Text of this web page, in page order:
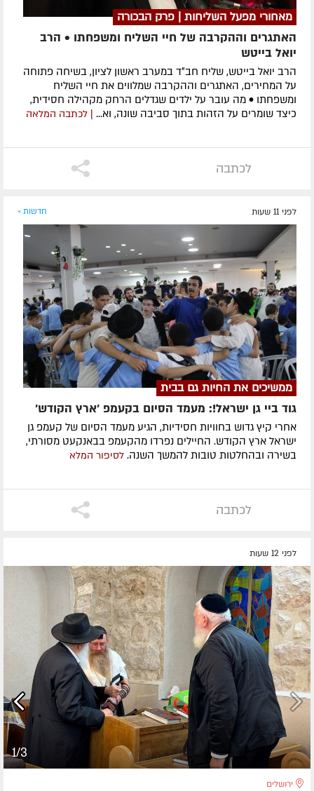
מאחורי מפעל השליחות | פרק הבכורה
האתגרים וההקרבה של חיי השליח ומשפחתו • הרב
יואל בייטש
הרב יואל בייטש, שליח חב״ד במערב ראשון לציון, בשיחה פתוחה
על המחירים, האתגרים וההקרבה שמלווים את חיי השליח
ומשפחתו • מה עובר על ילדים שגדלים הרחק מקהילה חסידית,
כיצד שומרים על הזהות בתוך סביבה שונה, וא...
| לכתבה המלאה
לכתבה
לפני 11 שעות חדשות »
ממשיכים את החיות גם בבית
גוד ביי גן ישראל!: מעמד הסיום בקעמפ 'ארץ הקודש'
אחרי קיץ גדוש בחוויות חסידיות, הגיע מעמד הסיום של קעמפ גן
ישראל ארץ הקודש. החיילים נפרדו מהקעמפ בבאנקעט מסורתי,
בשירה ובהחלטות טובות להמשך השנה. לסיפור המלא
לכתבה
לפני 12 שעות
1/3
ירושלים